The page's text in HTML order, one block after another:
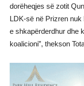
dorëheqjes së zotit
LDK-së në Prizren
e shkapërderdhur dhe
koalicioni”, thekson